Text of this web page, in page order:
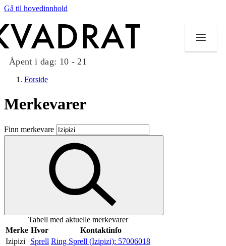
Gå til hovedinnhold
Åpent i dag: 10 - 21
Butikker
Mat og drikke
Taket på Kvadrat
Aktiviteter
Inspirasjon
Forside
Merkevarer
Finn merkevare
Tabell med aktuelle merkevarer
Merke Hvor
Kontaktinfo
Izipizi
Sprell Ring Sprell (Izipizi): 57006018